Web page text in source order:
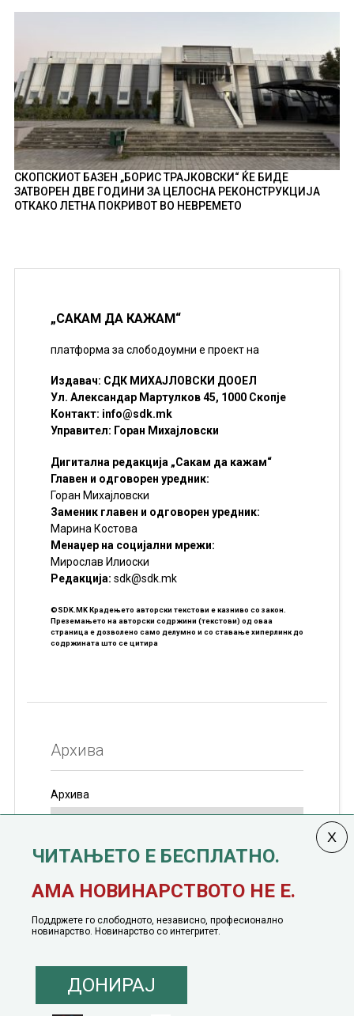
СКОПСКИОТ БАЗЕН „БОРИС ТРАЈКОВСКИ“ ЌЕ БИДЕ
ЗАТВОРЕН ДВЕ ГОДИНИ ЗА ЦЕЛОСНА РЕКОНСТРУКЦИЈА
ОТКАКО ЛЕТНА ПОКРИВОТ ВО НЕВРЕМЕТО
„САКАМ ДА КАЖАМ“
платформа за слободоумни е проект на
Издавач: СДК МИХАЈЛОВСКИ ДООЕЛ
Ул. Александар Мартулков 45, 1000 Скопје
Контакт: info@sdk.mk
Управител: Горан Михајловски
Дигитална редакција „Сакам да кажам“
Главен и одговорен уредник:
Горан Михајловски
Заменик главен и одговорен уредник:
Марина Костова
Менаџер на социјални мрежи:
Мирослав Илиоски
Редакцијa: sdk@sdk.mk
©SDK.MK Крадењето авторски текстови е казниво со закон.
Преземањето на авторски содржини (текстови) од оваа
страница е дозволено само делумно и со ставање хиперлинк до
содржината што се цитира
Архива
Архива
јануари, 1991 година
ЧИТАЊЕТО Е БЕСПЛАТНО.
АМА НОВИНАРСТВОТО НЕ Е.
Поддржете го слободното, независно, професионално
новинарство. Новинарство со интегритет.
ДОНИРАЈ